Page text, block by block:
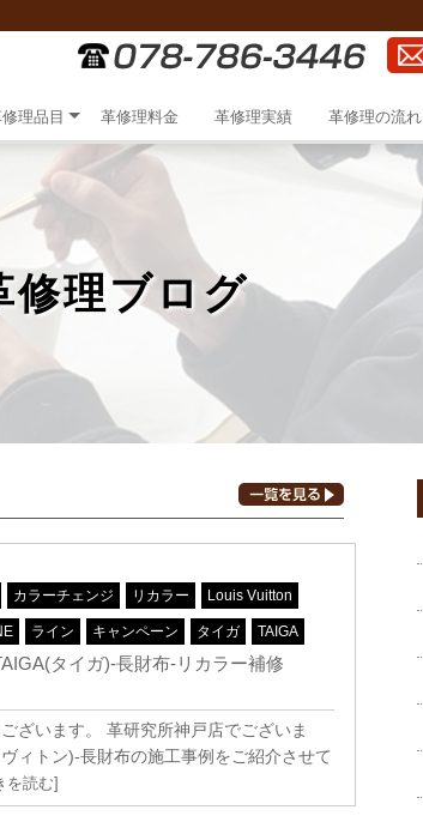
理品目 革修理料金 革修理実績 革修理の流れ
修理ブログ
カラーチェンジ リカラー Louis Vuitton
ライン キャンペーン タイガ TAIGA
タイガ)-長財布-リカラー補修
ざいます。 革研究所神戸店でございま
ィトン)-長財布の施工事例をご紹介させて
読む]